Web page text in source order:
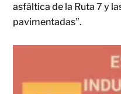
asfáltica de la Ruta 7 y
pavimentadas”.